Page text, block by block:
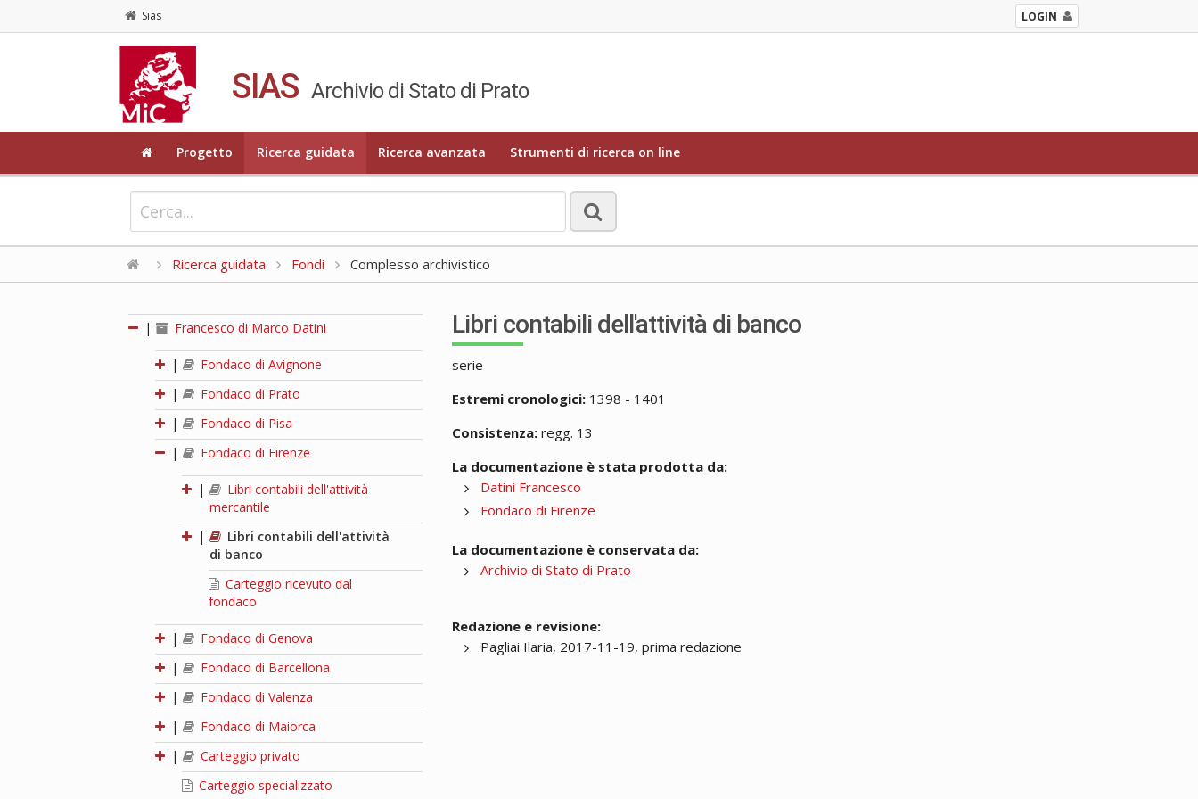
Sias LOGIN
SIAS Archivio di Stato di Prato
Progetto Ricerca guidata Ricerca avanzata Strumenti di ricerca on line
Ricerca guidata Fondi Complesso archivistico
| Francesco di Marco Datini
|
Fondaco di Avignone
|
Fondaco di Prato
|
Fondaco di Pisa
|
Fondaco di Firenze
|
Libri contabili dell'attività
mercantile
|
Libri contabili dell'attività
di banco
Carteggio ricevuto dal
fondaco
|
Fondaco di Genova
|
Fondaco di Barcellona
|
Fondaco di Valenza
|
Fondaco di Maiorca
|
Carteggio privato
Carteggio specializzato
Libri contabili dell'attività di banco
serie
Estremi cronologici: 1398 - 1401
Consistenza: regg. 13
La documentazione è stata prodotta da:
Datini Francesco
Fondaco di Firenze
La documentazione è conservata da:
Archivio di Stato di Prato
Redazione e revisione:
Pagliai Ilaria, 2017-11-19, prima redazione